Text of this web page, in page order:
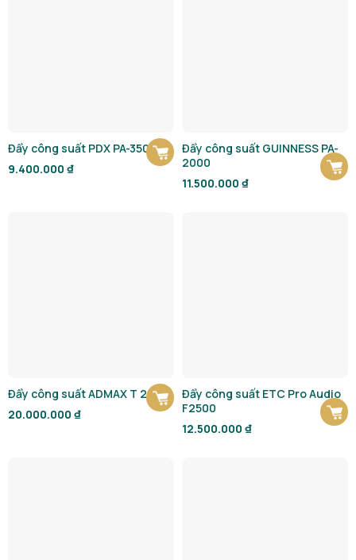
Đẩy công suất PDX PA-350D
9.400.000 ₫
Đẩy công suất GUINNESS PA-
2000
11.500.000 ₫
Đẩy công suất ADMAX T 2.18
20.000.000 ₫
Đẩy công suất ETC Pro Audio
F2500
12.500.000 ₫